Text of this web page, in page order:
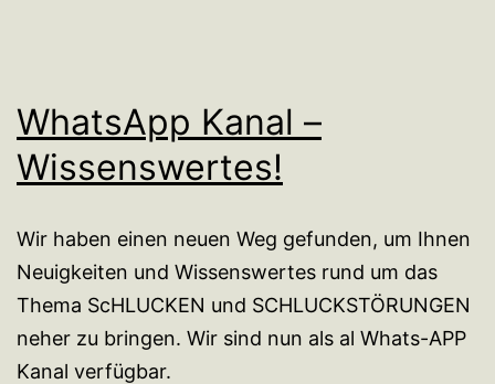
WhatsApp Kanal –
Wissenswertes!
Wir haben einen neuen Weg gefunden, um Ihnen
Neuigkeiten und Wissenswertes rund um das
Thema ScHLUCKEN und SCHLUCKSTÖRUNGEN
neher zu bringen. Wir sind nun als al Whats-APP
Kanal verfügbar.